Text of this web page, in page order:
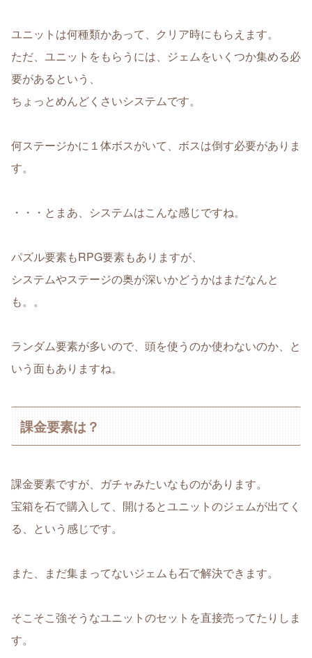
ユニットは何種類かあって、クリア時にもらえます。
ただ、ユニットをもらうには、ジェムをいくつか集める必
要があるという、
ちょっとめんどくさいシステムです。
何ステージかに１体ボスがいて、ボスは倒す必要がありま
す。
・・・とまあ、システムはこんな感じですね。
パズル要素もRPG要素もありますが、
システムやステージの奥が深いかどうかはまだなんと
も。。
ランダム要素が多いので、頭を使うのか使わないのか、と
いう面もありますね。
課金要素は？
課金要素ですが、ガチャみたいなものがあります。
宝箱を石で購入して、開けるとユニットのジェムが出てく
る、という感じです。
また、まだ集まってないジェムも石で解決できます。
そこそこ強そうなユニットのセットを直接売ってたりしま
す。